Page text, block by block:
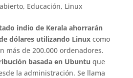
, Educación, Linux
indio de Kerala ahorrarán
dólares utilizando Linuxcomo
más de 200.000 ordenadores.
basada en Ubuntu que
la administración. Se llama